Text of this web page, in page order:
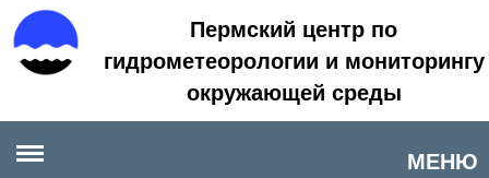
Пермский центр по
гидрометеорологии и мониторингу
окружающей среды
МЕНЮ